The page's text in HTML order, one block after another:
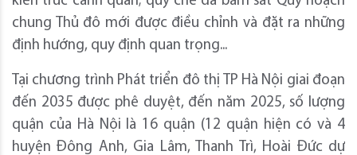
chung Thủ đô mới được điều chỉnh và đặt ra những
định hướng, quy định quan trọng...
Tại chương trình Phát triển đô thị TP Hà Nội giai đoạn
đến 2035 được phê duyệt, đến năm 2025, số lượng
quận của Hà Nội là 16 quận (12 quận hiện có và 4
huyện Đông Anh, Gia Lâm, Thanh Trì, Hoài Đức dự